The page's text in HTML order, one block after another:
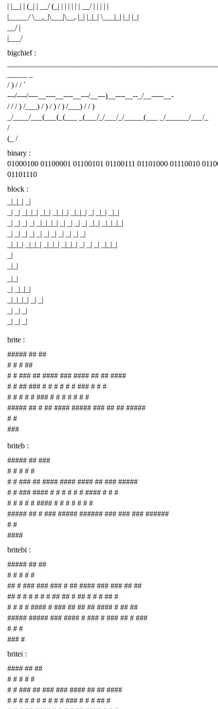
| |__| | (_| | __/ (_| | | | | | | __/ | | | | |
|_____/ \__,_|\___|\__, |_| |_|_| \___|_| |_| |_|
__/ |
|___/
bigchief :
/ ) / / `
---/----/----__----__----__---/__---)__----__--_/__-----__-
/ / / ) /___) / ) / ) / ) /___) / / )
_/____/___(___(_(___ _(___/_/___/_/_____(___ _/______/___/_
/
(_ /
binary :
01000100 01100001 01100101 01100111 01101000 01110010
01101110
block :
_|_|_| _|
_| _| _|_|_| _|_| _|_|_| _|_|_| _| _|_| _|_|
_| _| _| _| _|_|_|_| _| _| _| _| _|_| _|_|_|_|
_| _| _| _| _| _| _| _| _| _| _|
_|_|_| _|_|_| _|_|_| _|_|_| _| _| _| _|_|_|
_|
_|_|
_|_|
_| _|_|_|
_|_|_|_| _| _|
_| _| _|
_| _| _|
brite :
##### ## ##
# # # ##
# # ### ## #### ### #### ## ## ####
# # ## ### # # # # # # ### # # #
# # # # # ### # # # # # # #
##### ## # ## #### ##### ### ## ## #####
# #
###
briteb :
##### ## ###
# # # # #
# # ### ## #### #### #### ## ### #####
# # ### #### # # # # # # #### # # #
# # # # # #### # # # # # # #
##### ## # ### ##### ###### ### ### ### ######
# #
####
britebi :
##### ## ##
# # # # #
## # ### ### ### # ## #### ### ### ## ##
## # # # # # # ## ## # ## # # # ## #
# # # # #### # ### ## ## ## #### # ## ##
##### ##### ### #### # ### # ### ## # ###
# # #
### #
britei :
#### ## ##
# # # # #
# # ### ## ### ### #### ## ## ####
# # # # # # # # # # ### # # # ## #